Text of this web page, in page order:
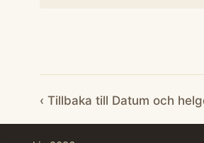
‹ Tillbaka till Datum och